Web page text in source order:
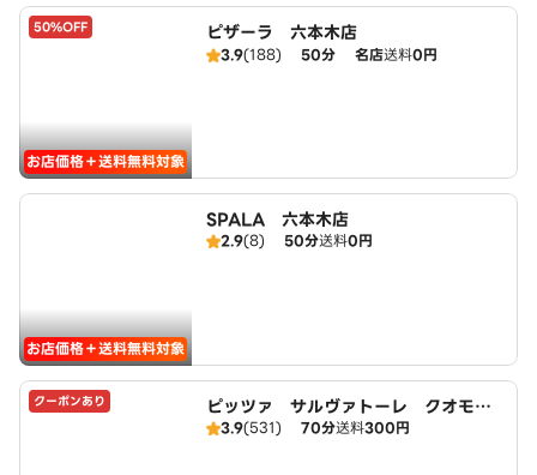
50%OFF
お店価格＋送料無料対象
ピザーラ 六本木店
3.9(188) 50分 名店送料0円
お店価格＋送料無料対象
SPALA 六本木店
2.9(8) 50分送料0円
クーポンあり
ピッツァ サルヴァトーレ クオモ
白金店
3.9(531) 70分送料300円